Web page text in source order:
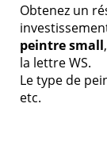
Obtenez un
peintre small
la lettre WS.
Le type de
etc.